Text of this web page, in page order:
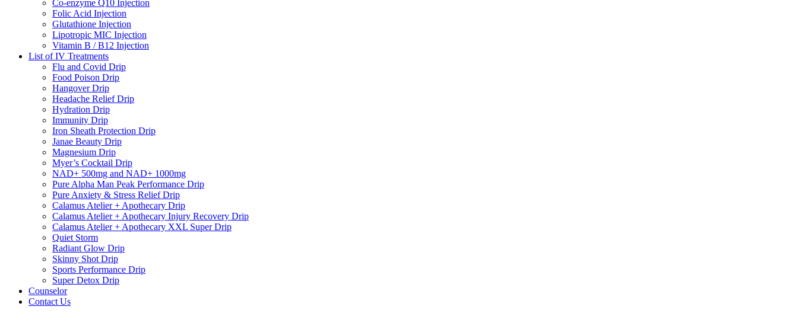
Co-enzyme Q10 Injection
Folic Acid Injection
Glutathione Injection
Lipotropic MIC Injection
Vitamin B / B12 Injection
List of IV Treatments
Flu and Covid Drip
Food Poison Drip
Hangover Drip
Headache Relief Drip
Hydration Drip
Immunity Drip
Iron Sheath Protection Drip
Janae Beauty Drip
Magnesium Drip
Myer’s Cocktail Drip
NAD+ 500mg and NAD+ 1000mg
Pure Alpha Man Peak Performance Drip
Pure Anxiety & Stress Relief Drip
Calamus Atelier + Apothecary Drip
Calamus Atelier + Apothecary Injury Recovery Drip
Calamus Atelier + Apothecary XXL Super Drip
Quiet Storm
Radiant Glow Drip
Skinny Shot Drip
Sports Performance Drip
Super Detox Drip
Counselor
Contact Us